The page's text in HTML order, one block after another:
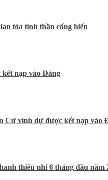
tỏa tinh thần cống hiến
nạp vào Đảng
Cừ vinh dự được kết nạp vào
thiếu nhi 6 tháng đầu năm